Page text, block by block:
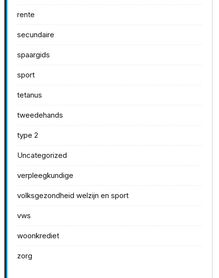
rente
secundaire
spaargids
sport
tetanus
tweedehands
type 2
Uncategorized
verpleegkundige
volksgezondheid welzijn en sport
vws
woonkrediet
zorg